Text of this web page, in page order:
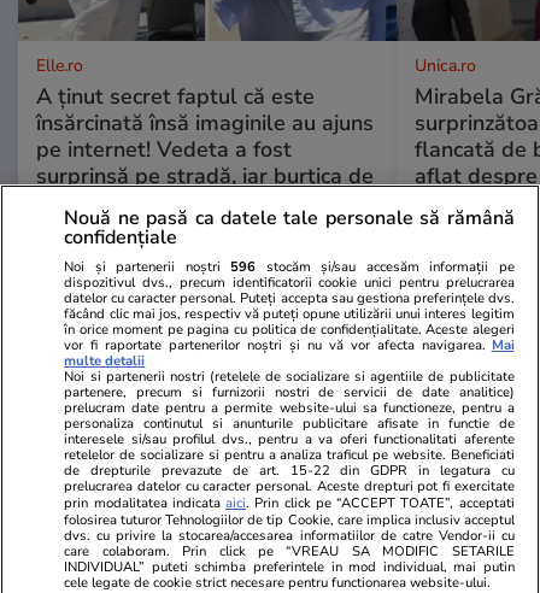
Elle.ro
A ținut secret faptul că este
însărcinată însă imaginile au ajuns
pe internet! Vedeta a fost
surprinsă pe stradă, iar burtica de
curând mamă
Unica.ro
Mirabela
flancată de
aflat
MONDEN
Exclusiv
Stiri Mondene 19:00
5 Știri by Libertatea- Monden:
Andra și-a întâlnit idolii din
telenovele care au făcut istorie
la Acasă TV/Ilinca Vandici,
plimbată cu elicopterul de
iubitul „secret”
Nouă ne pasă ca datele tale personale să rămână
confidențiale
Noi și partenerii noștri 596 stocăm și/sau accesăm informații pe
dispozitivul dvs., precum identificatorii cookie unici pentru prelucrarea
datelor cu caracter personal. Puteți accepta sau gestiona preferințele dvs.
făcând clic mai jos, respectiv vă puteți opune utilizării unui interes legitim
în orice moment pe pagina cu politica de confidențialitate. Aceste alegeri
vor fi raportate partenerilor noștri și nu vă vor afecta navigarea. Mai
multe detalii
Noi si partenerii nostri (retelele de socializare si agentiile de publicitate
partenere, precum si furnizorii nostri de servicii de date analitice)
prelucram date pentru a permite website-ului sa functioneze, pentru a
personaliza continutul si anunturile publicitare afisate in functie de
interesele si/sau profilul dvs., pentru a va oferi functionalitati aferente
retelelor de socializare si pentru a analiza traficul pe website. Beneficiati
de drepturile prevazute de art. 15-22 din GDPR in legatura cu
prelucrarea datelor cu caracter personal. Aceste drepturi pot fi exercitate
prin modalitatea indicataaici. Prin click pe “ACCEPT TOATE”, acceptati
folosirea tuturor Tehnologiilor de tip Cookie, care implica inclusiv acceptul
dvs. cu privire la stocarea/accesarea informatiilor de catre Vendor-ii cu
care colaboram. Prin click pe “VREAU SA MODIFIC SETARILE
INDIVIDUAL” puteti schimba preferintele in mod individual, mai putin
cele legate de cookie strict necesare pentru functionarea website-ului.